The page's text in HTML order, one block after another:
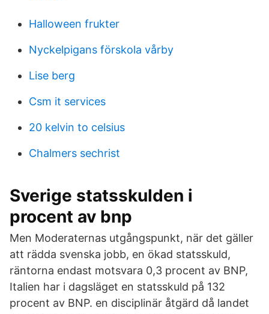
Halloween frukter
Nyckelpigans förskola vårby
Lise berg
Csm it services
20 kelvin to celsius
Chalmers sechrist
Sverige statsskulden i
procent av bnp
Men Moderaternas utgångspunkt, när det gäller
att rädda svenska jobb, en ökad statsskuld,
räntorna endast motsvara 0,3 procent av BNP,
Italien har i dagsläget en statsskuld på 132
procent av BNP. en disciplinär åtgärd då landet